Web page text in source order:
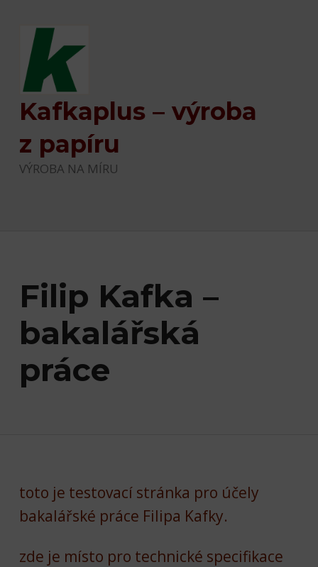
Kafkaplus – výroba
z papíru
VÝROBA NA MÍRU
Filip Kafka –
bakalářská
práce
toto je testovací stránka pro účely
bakalářské práce Filipa Kafky.
zde je místo pro technické specifikace